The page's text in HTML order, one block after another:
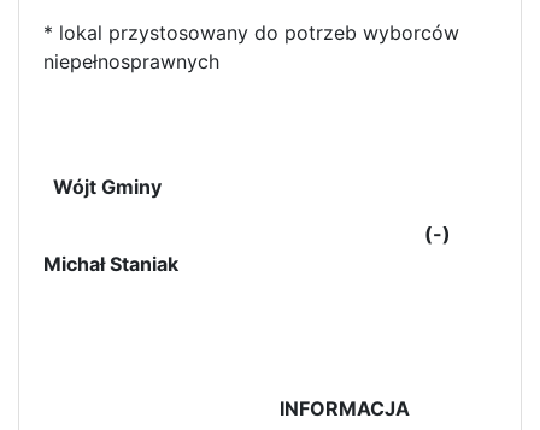
* lokal przystosowany do potrzeb wyborców
niepełnosprawnych
Wójt Gminy
(-)
Michał Staniak
INFORMACJA